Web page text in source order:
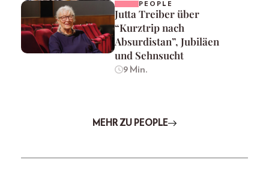
PEOPLE
Jutta Treiber über
“Kurztrip nach
Absurdistan”, Jubiläen
und Sehnsucht
9 Min.
MEHR ZU PEOPLE